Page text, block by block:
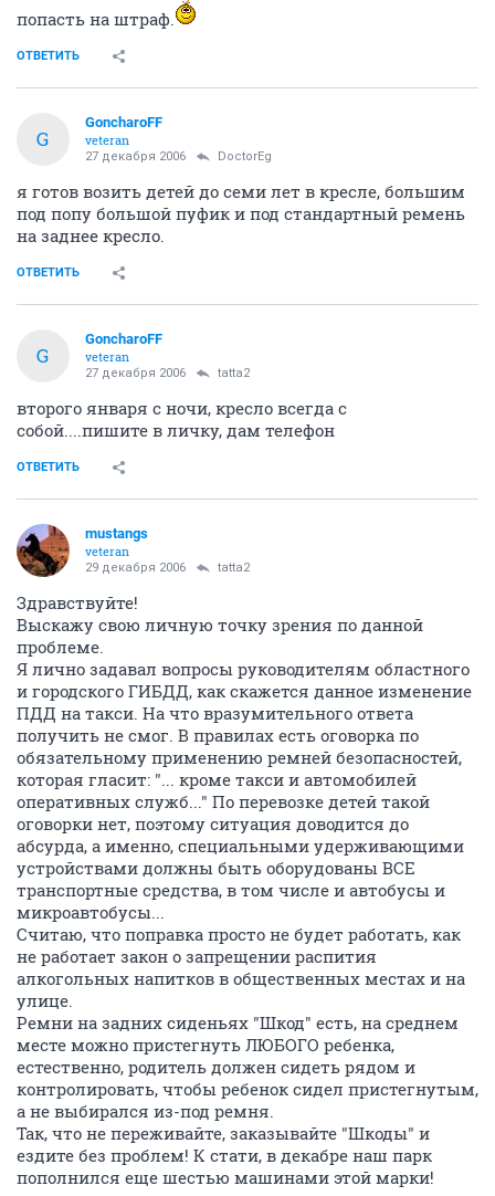
попасть на штраф.
ОТВЕТИТЬ
G
GoncharoFF
veteran
27 декабря 2006 DoctorEg
я готов возить детей до семи лет в кресле, большим
под попу большой пуфик и под стандартный ремень
на заднее кресло.
ОТВЕТИТЬ
G
GoncharoFF
veteran
27 декабря 2006 tatta2
второго января с ночи, кресло всегда с
собой....пишите в личку, дам телефон
ОТВЕТИТЬ
mustangs
veteran
29 декабря 2006 tatta2
Здравствуйте!
Выскажу свою личную точку зрения по данной
проблеме.
Я лично задавал вопросы руководителям областного
и городского ГИБДД, как скажется данное изменение
ПДД на такси. На что вразумительного ответа
получить не смог. В правилах есть оговорка по
обязательному применению ремней безопасностей,
которая гласит: "... кроме такси и автомобилей
оперативных служб..." По перевозке детей такой
оговорки нет, поэтому ситуация доводится до
абсурда, а именно, специальными удерживающими
устройствами должны быть оборудованы ВСЕ
транспортные средства, в том числе и автобусы и
микроавтобусы...
Считаю, что поправка просто не будет работать, как
не работает закон о запрещении распития
алкогольных напитков в общественных местах и на
улице.
Ремни на задних сиденьях "Шкод" есть, на среднем
месте можно пристегнуть ЛЮБОГО ребенка,
естественно, родитель должен сидеть рядом и
контролировать, чтобы ребенок сидел пристегнутым,
а не выбирался из-под ремня.
Так, что не переживайте, заказывайте "Шкоды" и
ездите без проблем! К стати, в декабре наш парк
пополнился еще шестью машинами этой марки!